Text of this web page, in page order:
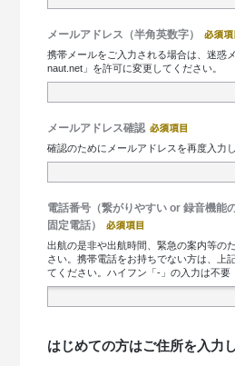
メールアドレス（半角英数字）
携帯メールをご入力される場合は、迷惑
naut.net」を許可に変更してください。
メールアドレス確認
確認のためにメールアドレスを再度入力
電話番号（繋がりやすい or 録音機能
固定電話）
出航の是非や出航時間、緊急の案内等の
さい。携帯電話をお持ちでない方は、上
てください。ハイフン「-」の入力は不要
はじめての方はご住所を入力